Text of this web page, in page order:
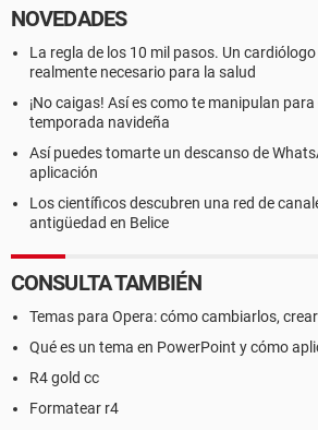
NOVEDADES
La regla de los 10 mil pasos. Un
realmente necesario para la salud
¡No caigas! Así es como te manipulan
temporada navideña
Así puedes tomarte un descanso de
aplicación
Los científicos descubren una red de
antigüedad en Belice
CONSULTA TAMBIÉN
Temas para Opera: cómo cambiarlos,
Qué es un tema en PowerPoint y cómo
R4 gold cc
Formatear r4